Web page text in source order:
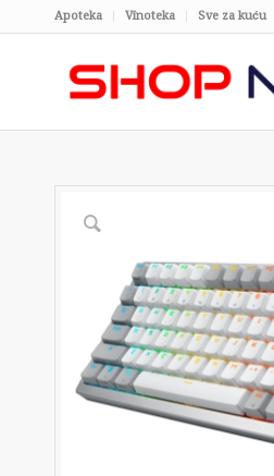
Apoteka Vinoteka Sve za kuću